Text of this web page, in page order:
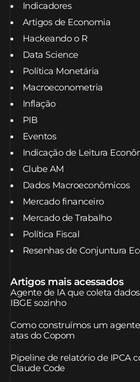
Indicadores
Artigos de Economia
Hackeando o R
Data Science
Política Monetária
Macroeconometria
Inflação
PIB
Eventos
Indicação de Leitura
Clube AM
Dados Macroeconômicos
Mercado financeiro
Mercado de Trabalho
Política Fiscal
Resenhas de Conjuntura
Artigos mais acessados
Agente de IA que coleta
IBGE sozinho
Como construímos um
atas do Copom
Pipeline de relatório de IPCA
Claude Code